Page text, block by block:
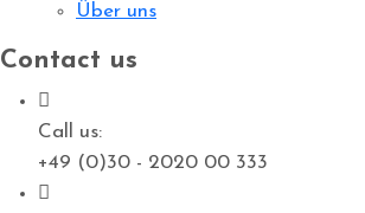
Über uns
Contact us
Call us:
+49 (0)30 - 2020 00 333